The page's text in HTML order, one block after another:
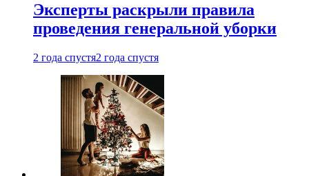
Эксперты раскрыли правила
проведения генеральной уборки
2 года спустя2 года спустя